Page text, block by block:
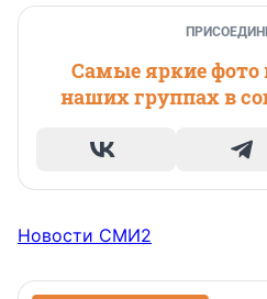
Самые яркие фото
наших группах в
Новости СМИ2